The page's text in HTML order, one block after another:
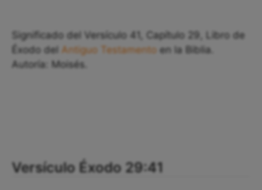
Significado del Versículo 41, Capítulo 29, Libro de
Éxodo del Antiguo Testamento en la Biblia.
Autoría: Moisés.
Versículo Éxodo 29:41